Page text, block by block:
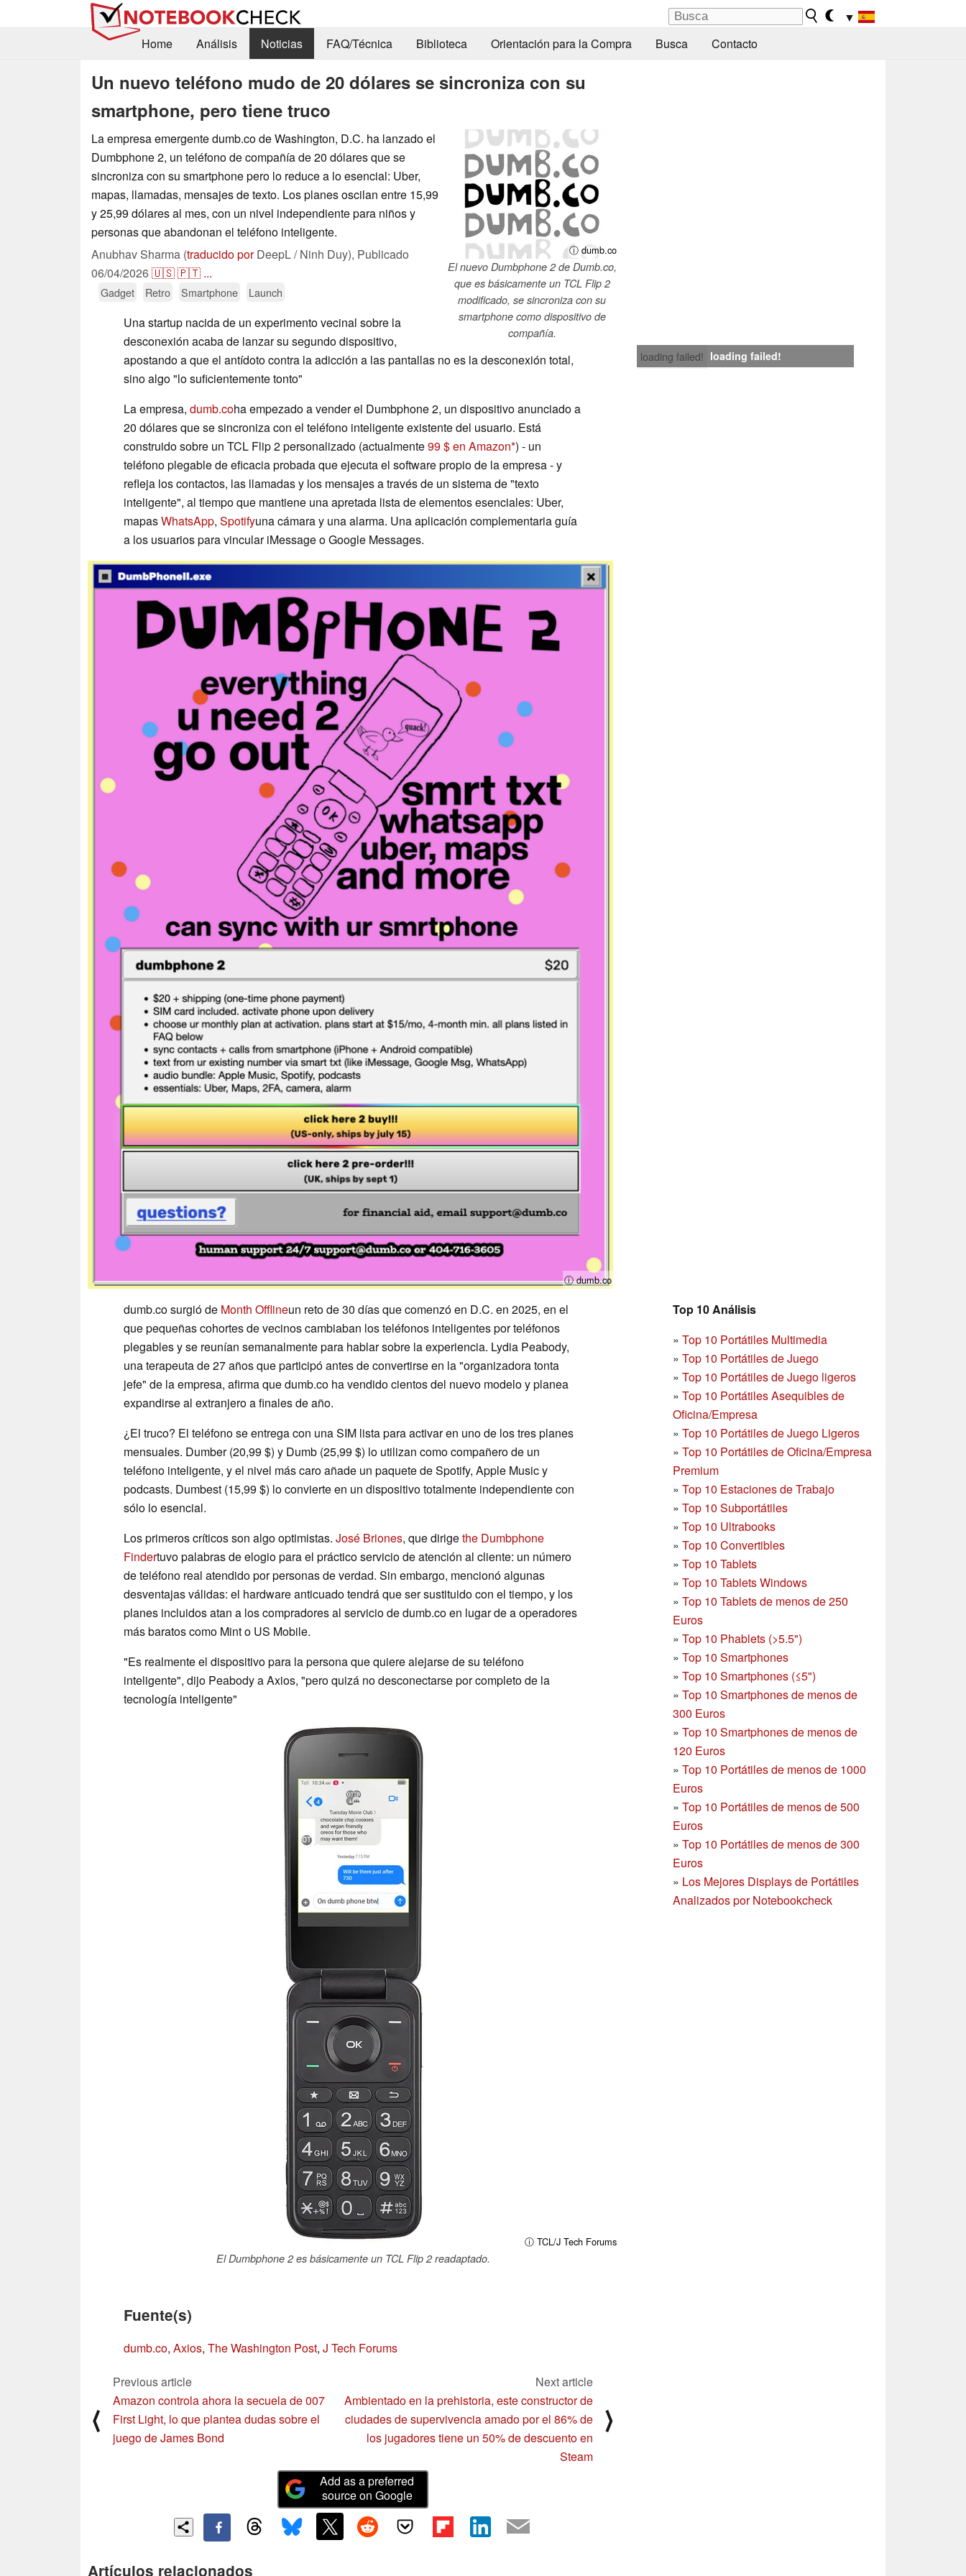
▼
Home
Análisis Noticias FAQ/Técnica Biblioteca Orientación para la Compra Busca Contacto
Un nuevo teléfono mudo de 20 dólares se sincroniza con su
smartphone, pero tiene truco
ⓘ dumb.co
El nuevo Dumbphone 2 de Dumb.co,
que es básicamente un TCL Flip 2
modificado, se sincroniza con su
smartphone como dispositivo de
compañía.
La empresa emergente dumb.co de Washington, D.C. ha lanzado el
Dumbphone 2, un teléfono de compañía de 20 dólares que se
sincroniza con su smartphone pero lo reduce a lo esencial: Uber,
mapas, llamadas, mensajes de texto. Los planes oscilan entre 15,99
y 25,99 dólares al mes, con un nivel independiente para niños y
personas que abandonan el teléfono inteligente.
Anubhav Sharma (traducido porDeepL / Ninh Duy), Publicado
06/04/2026🇺🇸🇵🇹 ...
Gadget Retro Smartphone Launch
loading failed! loading failed!
Una startup nacida de un experimento vecinal sobre la
desconexión acaba de lanzar su segundo dispositivo,
apostando a que el antídoto contra la adicción a las pantallas no es la desconexión total,
sino algo "lo suficientemente tonto"
La empresa, dumb.coha empezado a vender el Dumbphone 2, un dispositivo anunciado a
20 dólares que se sincroniza con el teléfono inteligente existente del usuario. Está
construido sobre un TCL Flip 2 personalizado (actualmente99 $ en Amazon ) - un
teléfono plegable de eficacia probada que ejecuta el software propio de la empresa - y
refleja los contactos, las llamadas y los mensajes a través de un sistema de "texto
inteligente", al tiempo que mantiene una apretada lista de elementos esenciales: Uber,
mapasWhatsApp, Spotifyuna cámara y una alarma. Una aplicación complementaria guía
a los usuarios para vincular iMessage o Google Messages.
ⓘ dumb.co
Top 10 Análisis
» Top 10 Portátiles Multimedia
» Top 10 Portátiles de Juego
» Top 10 Portátiles de Juego ligeros
» Top 10 Portátiles Asequibles de
Oficina/Empresa
» Top 10 Portátiles de Juego Ligeros
» Top 10 Portátiles de Oficina/Empresa
Premium
» Top 10 Estaciones de Trabajo
» Top 10 Subportátiles
» Top 10 Ultrabooks
» Top 10 Convertibles
» Top 10 Tablets
» Top 10 Tablets Windows
» Top 10 Tablets de menos de 250
Euros
» Top 10 Phablets (>5.5")
» Top 10 Smartphones
» Top 10 Smartphones (≤5")
» Top 10 Smartphones de menos de
300 Euros
» Top 10 Smartphonesde menos de
120 Euros
» Top 10 Portátiles de menos de 1000
Euros
» Top 10 Portátiles de menos de 500
Euros
» Top 10 Portátiles de menos de 300
Euros
» Los Mejores Displays de Portátiles
Analizados por Notebookcheck
dumb.co surgió de Month Offlineun reto de 30 días que comenzó en D.C. en 2025, en el
que pequeñas cohortes de vecinos cambiaban los teléfonos inteligentes por teléfonos
plegables y se reunían semanalmente para hablar sobre la experiencia. Lydia Peabody,
una terapeuta de 27 años que participó antes de convertirse en la "organizadora tonta
jefe" de la empresa, afirma que dumb.co ha vendido cientos del nuevo modelo y planea
expandirse al extranjero a finales de año.
¿El truco? El teléfono se entrega con una SIM lista para activar en uno de los tres planes
mensuales. Dumber (20,99 $) y Dumb (25,99 $) lo utilizan como compañero de un
teléfono inteligente, y el nivel más caro añade un paquete de Spotify, Apple Music y
podcasts. Dumbest (15,99 $) lo convierte en un dispositivo totalmente independiente con
sólo lo esencial.
Los primeros críticos son algo optimistas. José Briones, que dirigethe Dumbphone
Findertuvo palabras de elogio para el práctico servicio de atención al cliente: un número
de teléfono real atendido por personas de verdad. Sin embargo, mencionó algunas
desventajas válidas: el hardware anticuado tendrá que ser sustituido con el tiempo, y los
planes incluidos atan a los compradores al servicio de dumb.co en lugar de a operadores
más baratos como Mint o US Mobile.
"Es realmente el dispositivo para la persona que quiere alejarse de su teléfono
inteligente", dijo Peabody a Axios, "pero quizá no desconectarse por completo de la
tecnología inteligente"
ⓘ TCL/J Tech Forums
El Dumbphone 2 es básicamente un TCL Flip 2 readaptado.
Fuente(s)
dumb.co, Axios, The Washington Post, J Tech Forums
⟨
Previous article
Amazon controla ahora la secuela de 007
First Light, lo que plantea dudas sobre el
juego de James Bond
Next article
Ambientado en la prehistoria, este constructor de
ciudades de supervivencia amado por el 86% de
los jugadores tiene un 50% de descuento en
Steam
⟩
Add as a preferred
source on Google
Artículos relacionados